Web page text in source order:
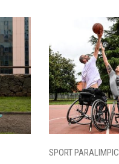
SPORT PARALIMPICI